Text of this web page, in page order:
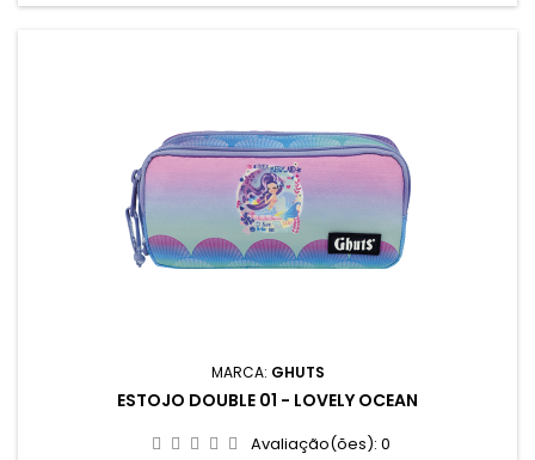
MARCA: GHUTS
ESTOJO DOUBLE 01 - LOVELY OCEAN
Avaliação(ões): 0